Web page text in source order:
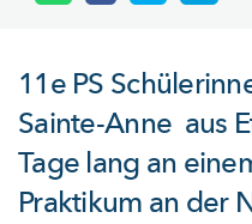
11e PS
Sainte-Anne aus
Tage lang an
Praktikum an der